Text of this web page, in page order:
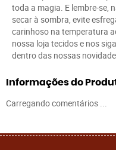
toda a magia. E lembre-se,
secar à sombra, evite
carinhoso na temperatura
nossa loja tecidos e nos
dentro das nossas
Informações do
Carregando comentários ...